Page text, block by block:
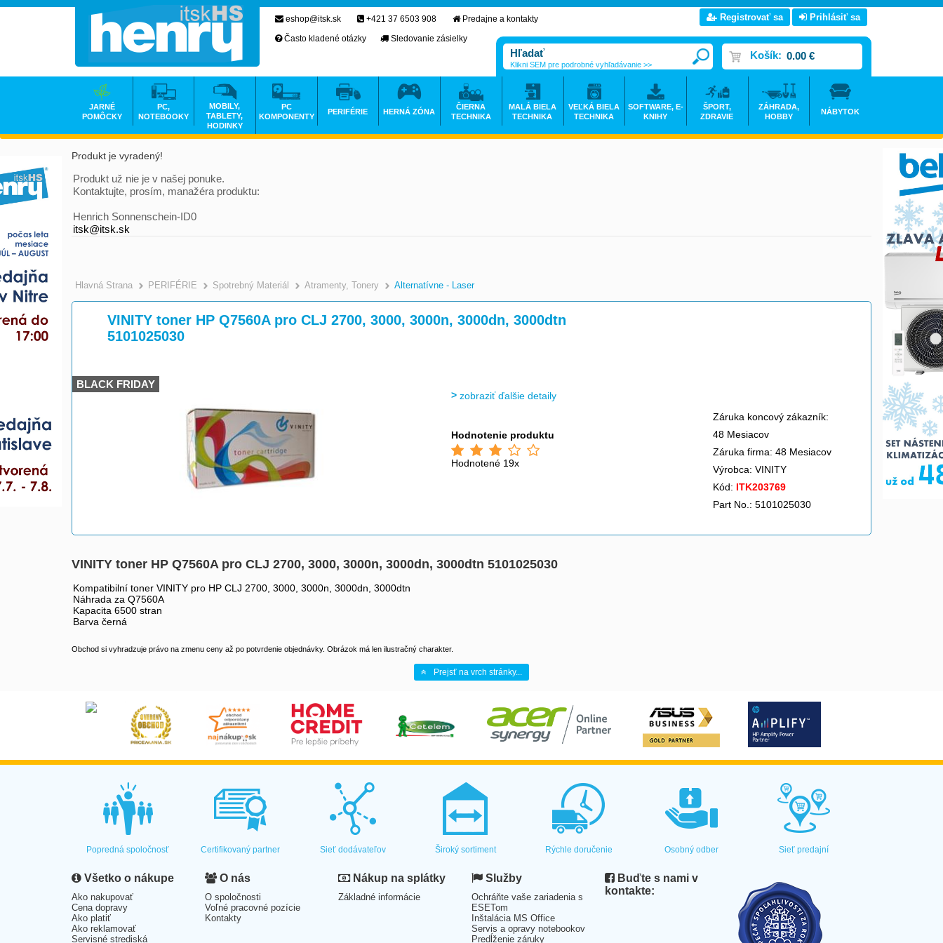
Produkt je vyradený!
Produkt už nie je v našej ponuke.
Kontaktujte, prosím, manažéra produktu:
Henrich Sonnenschein-ID0
itsk@itsk.sk
Hlavná Strana >
PERIFÉRIE >
Spotrebný Materiál >
Atramenty, Tonery >
Alternatívne - Laser
VINITY toner HP Q7560A pro CLJ 2700, 3000, 3000n, 3000dn, 3000dtn
5101025030
BLACK FRIDAY
zobraziť ďalšie detaily
Hodnotenie produktu
Hodnotené 19x
Záruka koncový zákazník:
48 Mesiacov
Záruka firma: 48 Mesiacov
Výrobca: VINITY
Kód: ITK203769
Part No.: 5101025030
VINITY toner HP Q7560A pro CLJ 2700, 3000, 3000n, 3000dn, 3000dtn 5101025030
Kompatibilní toner VINITY pro HP CLJ 2700, 3000, 3000n, 3000dn, 3000dtn
Náhrada za Q7560A
Kapacita 6500 stran
Barva černá
Obchod si vyhradzuje právo na zmenu ceny až po potvrdenie objednávky. Obrázok má len ilustračný charakter.
Prejsť na vrch stránky...
eshop@itsk.sk +421 37 6503 908
Predajne a kontakty
Často kladené otázky
Sledovanie zásielky
Registrovať sa Prihlásiť sa
Košík: 0.00 €
Klikni SEM pre podrobné vyhľadávanie >>
JARNÉ
POMÔCKY
PC,
NOTEBOOKY
MOBILY,
TABLETY,
HODINKY
PC
KOMPONENTY
PERIFÉRIE HERNÁ ZÓNA
ČIERNA
TECHNIKA
MALÁ BIELA
TECHNIKA
VEĽKÁ BIELA
TECHNIKA
SOFTWARE, E-
KNIHY
ŠPORT,
ZDRAVIE
ZÁHRADA,
HOBBY
NÁBYTOK
Popredná spoločnosť Certifikovaný partner Sieť dodávateľov Široký sortiment Rýchle doručenie Osobný odber Sieť predajní
Všetko o nákupe
Ako nakupovať
Cena dopravy
Ako platiť
Ako reklamovať
Servisné strediská
O nás
O spoločnosti
Voľné pracovné pozície
Kontakty
Nákup na splátky
Základné informácie
Služby
Ochráňte vaše zariadenia s
ESETom
Inštalácia MS Office
Servis a opravy notebookov
Predĺženie záruky
Buďte s nami v
kontakte: